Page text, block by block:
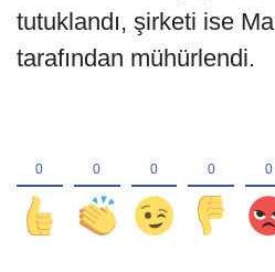
tutuklandı, şirketi ise
tarafından mühürlendi.